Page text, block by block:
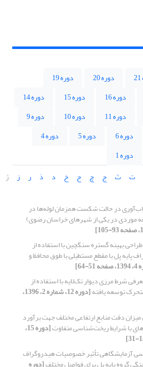
دوره 20
دوره 19
دوره 16 دوره 15
دوره 14
دوره 11 دوره 10
دوره 9
دوره 6 دوره 5
دوره 4
دوره 1
ت ث ج چ ح خ د ذ ر ز ژ
در حالت شکست همزمان لوله‌ها در
موردی در یکی از شهرهای خراسان رضوی)
طراحی بهینه گستره سنگچین با استفاده از
پایه پل با مقطع مستطیلی با طوق محافظ و
شرط مرزی دیوار تک‌لایه با استفاده از
توسعه یافته [دوره 12، شماره 2، 1396،
میزان دقت منابع ارتفاعی مختلف جهت برآورد
با شرایط ریخت‌شناسی متفاوت [دوره 15،
آزمایشگاهی تأثیر خصوصیات هیدروگراف
گروه پایه پل برای فواصل مختلف[دوره